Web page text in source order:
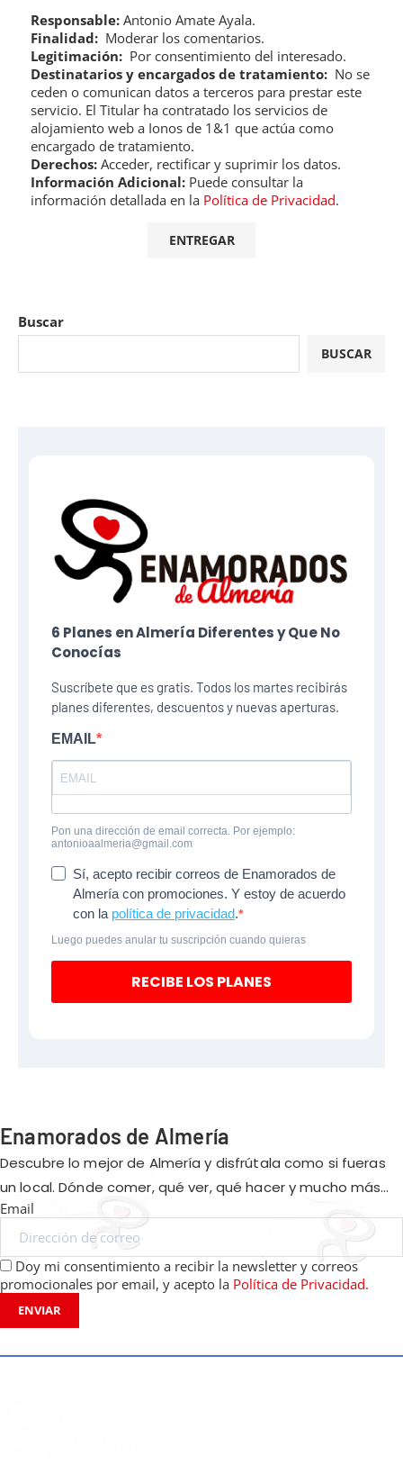
Responsable: Antonio Amate Ayala.
Finalidad: Moderar los comentarios.
Legitimación: Por consentimiento del interesado.
Destinatarios y encargados de tratamiento: No se
ceden o comunican datos a terceros para prestar este
servicio. El Titular ha contratado los servicios de
alojamiento web a Ionos de 1&1 que actúa como
encargado de tratamiento.
Derechos: Acceder, rectificar y suprimir los datos.
Información Adicional: Puede consultar la
información detallada en la Política de Privacidad.
Buscar
BUSCAR
6 Planes​ en Almería Diferentes y Que No
Conocías
Suscríbete que es gratis. Todos los martes recibirás
planes diferentes, descuentos y nuevas aperturas.
EMAIL
Pon una dirección de email correcta. Por ejemplo:
antonioaalmeria@gmail.com
Sí, acepto recibir correos de Enamorados de
Almería con promociones. Y estoy de acuerdo
con la política de privacidad.
Luego puedes anular tu suscripción cuando quieras
RECIBE LOS PLANES
Enamorados de Almería
Descubre lo mejor de Almería y disfrútala como si fueras
un local. Dónde comer, qué ver, qué hacer y mucho más…
Email
Doy mi consentimiento a recibir la newsletter y correos
promocionales por email, y acepto la Política de Privacidad.
ENVIAR